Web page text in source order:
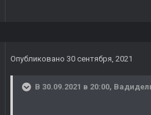
Опубликовано 30 сентября, 2021
В 30.09.2021 в 20:00,